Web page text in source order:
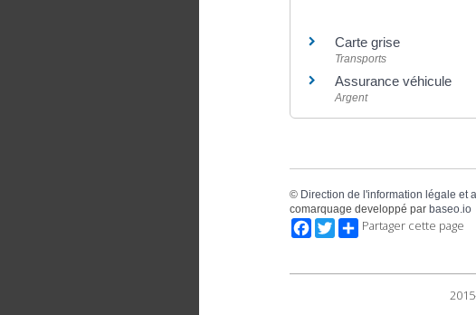
Carte grise
Transports
Assurance véhicule
Argent
© Direction de l'information légale et
comarquage developpé par baseo.io
FacebookTwitterPartager cette page